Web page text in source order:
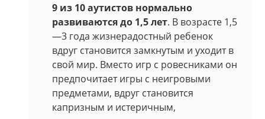
9 из 10 аутистов нормально
развиваются до 1,5 лет. В возрасте 1,5
—3 года жизнерадостный ребенок
вдруг становится замкнутым и уходит в
свой мир. Вместо игр с ровесниками он
предпочитает игры с неигровыми
предметами, вдруг становится
капризным и истеричным,